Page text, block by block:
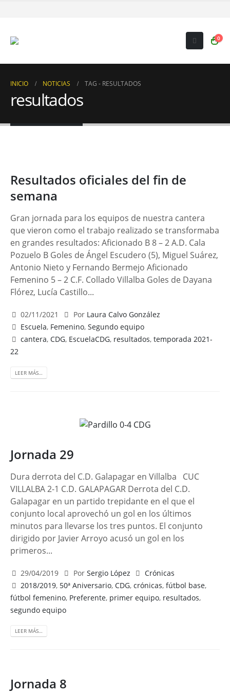
0
INICIO NOTICIAS TAG - RESULTADOS
resultados
Resultados oficiales del fin de
semana
Gran jornada para los equipos de nuestra cantera
que vieron como el trabajo realizado se transformaba
en grandes resultados: Aficionado B 8 – 2 A.D. Cala
Pozuelo B Goles de Ángel Escudero (5), Miguel Suárez,
Antonio Nieto y Fernando Bermejo Aficionado
Femenino 5 – 2 C.F. Collado Villalba Goles de Dayana
Flórez, Lucía Castillo...
02/11/2021 Por Laura Calvo González
Escuela, Femenino,Segundo equipo
cantera,CDG, EscuelaCDG, resultados,temporada 2021-
22
LEER MÁS…
Jornada 29
Dura derrota del C.D. Galapagar en Villalba CUC
VILLALBA 2-1 C.D. GALAPAGAR Derrota del C.D.
Galapagar en un partido trepidante en el que el
conjunto local aprovechó un gol en los últimos
minutos para llevarse los tres puntos. El conjunto
dirigido por Javier Arroyo acusó un gol en los
primeros...
29/04/2019 Por Sergio López
Crónicas
2018/2019, 50ª Aniversario,CDG,crónicas,fútbol base,
fútbol femenino, Preferente, primer equipo, resultados,
segundo equipo
LEER MÁS…
Jornada 8